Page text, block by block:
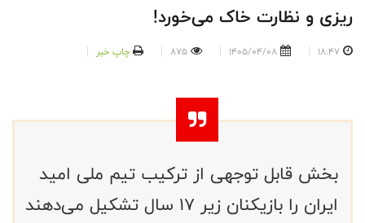
ریزی و نظارت خاک می‌خورد!
18:47
1405/04/08
875 چاپ خبر
بخش قابل توجهی از ترکیب تیم ملی امید
ایران را بازیکنان زیر ۱۷ سال تشکیل می‌دهند